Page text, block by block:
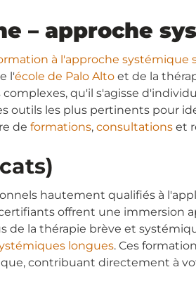
– approche
à l'approche systémique
l'école de Palo Alto et de la
qu'il s'agisse
outils les plus pertinents pour
de formations, consultations et
hautement qualifiés à
offrent une immersion
la thérapie brève et
longues. Ces
contribuant directement à